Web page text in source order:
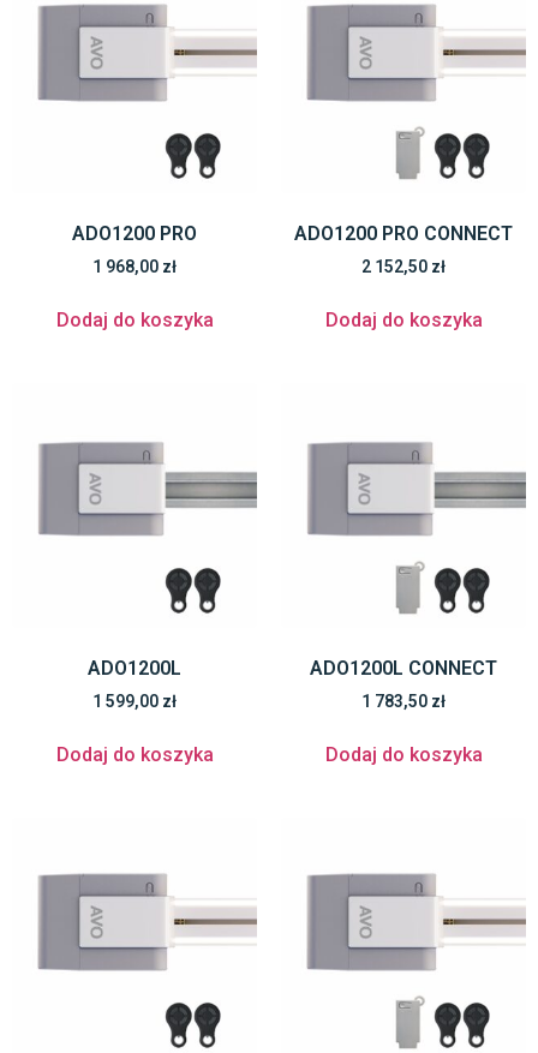
ADO1200 PRO
1 968,00 zł
Dodaj do koszyka
ADO1200 PRO CONNECT
2 152,50 zł
Dodaj do koszyka
ADO1200L
1 599,00 zł
Dodaj do koszyka
ADO1200L CONNECT
1 783,50 zł
Dodaj do koszyka